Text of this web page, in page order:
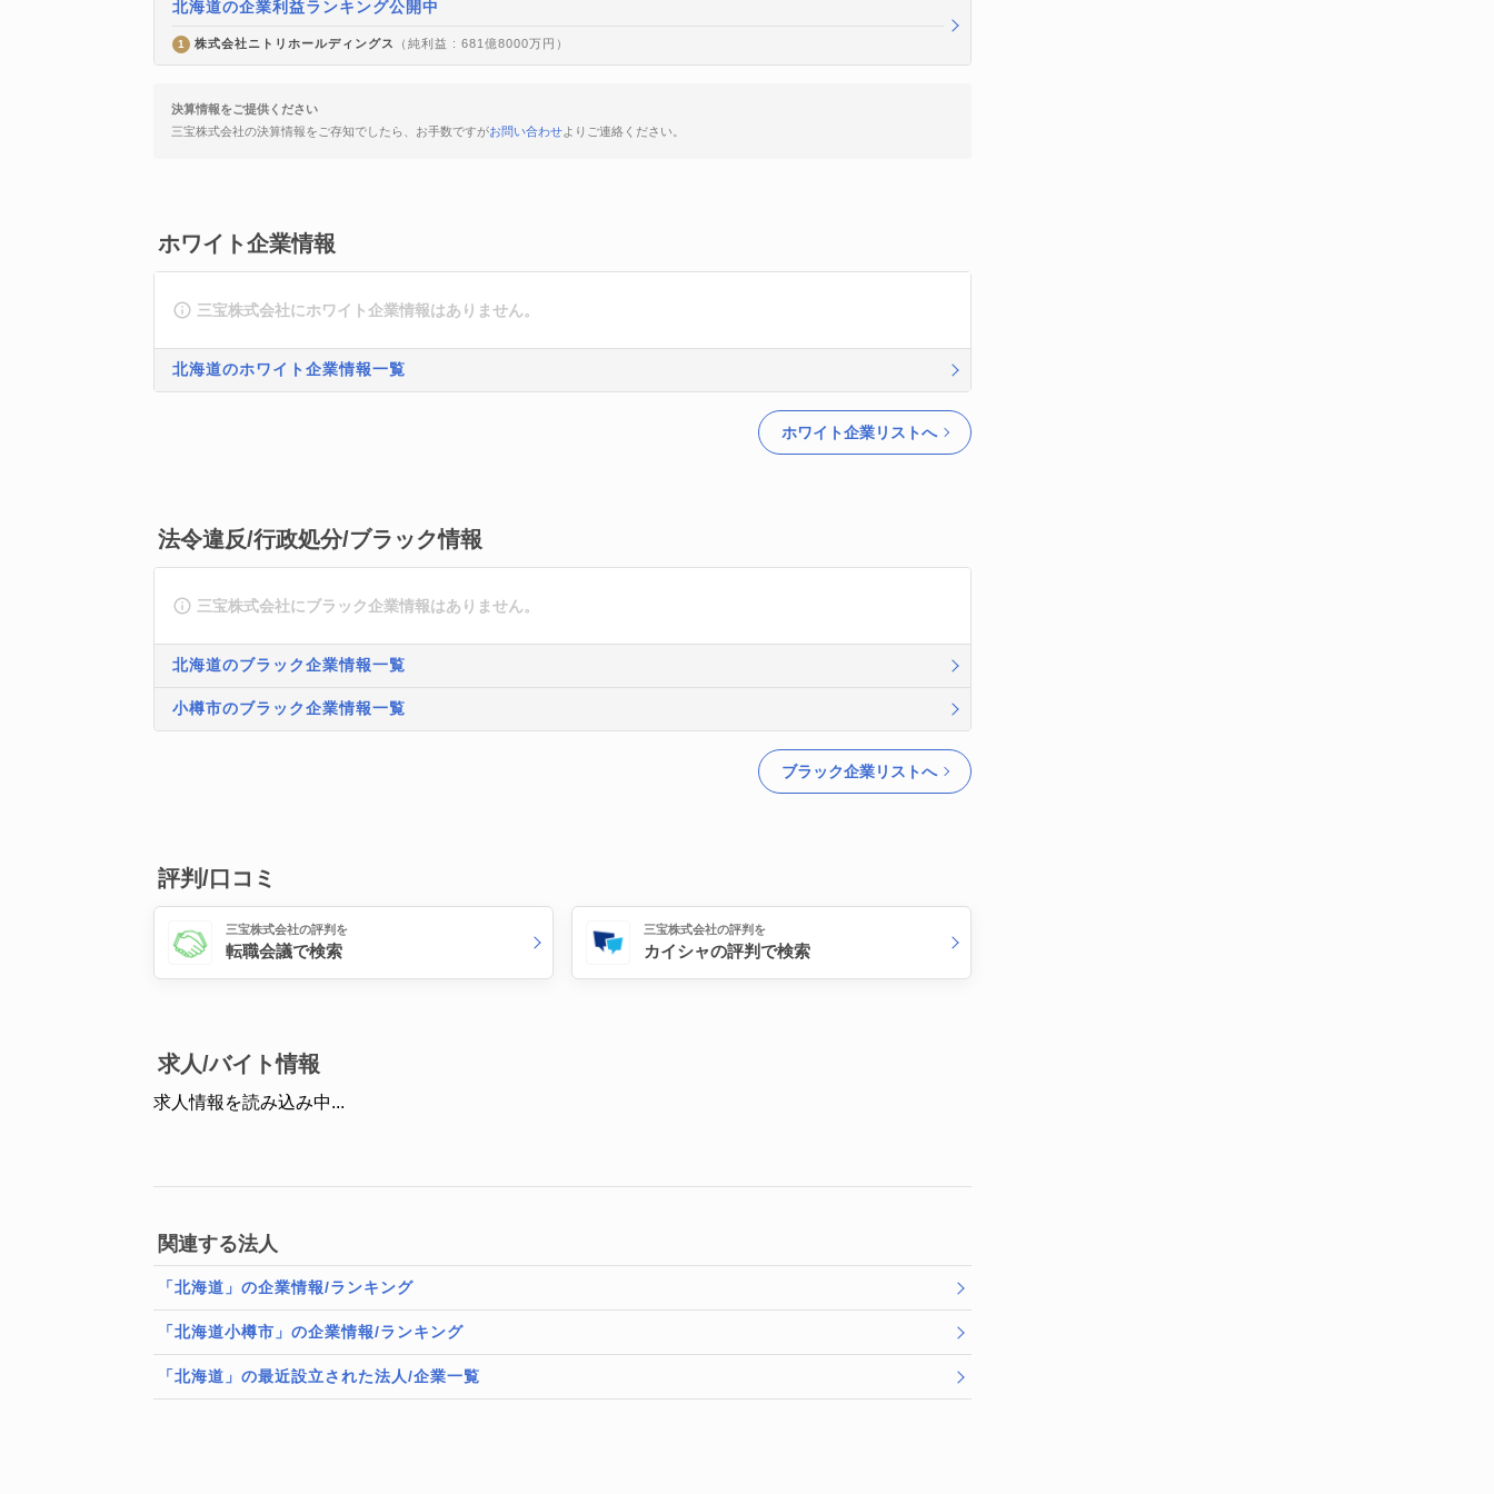
北海道の企業利益ランキング公開中
1 株式会社ニトリホールディングス （純利益 : 681億8000万円）
決算情報をご提供ください
三宝株式会社の決算情報をご存知でしたら、お手数ですがお問い合わせよりご連絡ください。
ホワイト企業情報
三宝株式会社にホワイト企業情報はありません。
北海道のホワイト企業情報一覧
ホワイト企業リストへ
法令違反/行政処分/ブラック情報
三宝株式会社にブラック企業情報はありません。
北海道のブラック企業情報一覧
小樽市のブラック企業情報一覧
ブラック企業リストへ
評判/口コミ
三宝株式会社の評判を
転職会議で検索
三宝株式会社の評判を
カイシャの評判で検索
求人/バイト情報
求人情報を読み込み中...
関連する法人
「北海道」の企業情報/ランキング
「北海道小樽市」の企業情報/ランキング
「北海道」の最近設立された法人/企業一覧